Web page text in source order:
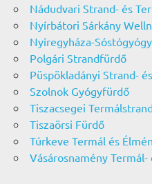
Nádudvari Strand- és
Nyírbátori Sárkány
Nyíregyháza-
Polgári Strandfürdő
Püspökladányi Strand-
Szolnok Gyógyfürdő
Tiszacsegei
Tiszaörsi Fürdő
Túrkeve Termál és
Vásárosnamény